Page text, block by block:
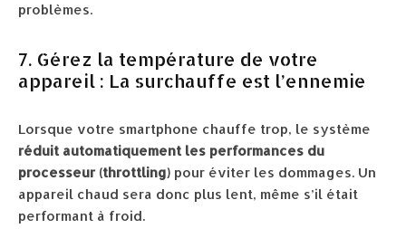
problèmes.
7. Gérez la température de votre
appareil : La surchauffe est l’ennemie
Lorsque votre smartphone chauffe trop, le système
réduit automatiquement les performances du
processeur (throttling) pour éviter les dommages. Un
appareil chaud sera donc plus lent, même s’il était
performant à froid.